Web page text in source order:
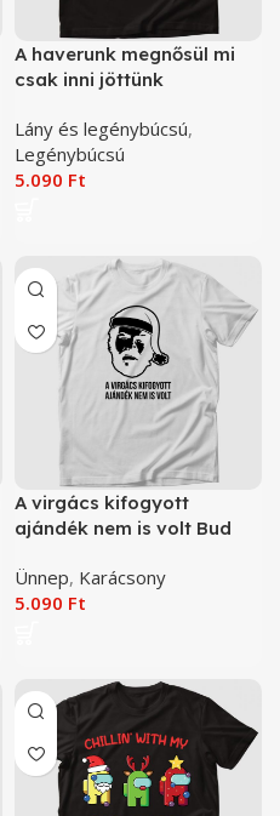
A haverunk megnősül mi
csak inni jöttünk
Lány és legénybúcsú,
Legénybúcsú
5.090 Ft
A virgács kifogyott
ajándék nem is volt Bud
Ünnep, Karácsony
5.090 Ft